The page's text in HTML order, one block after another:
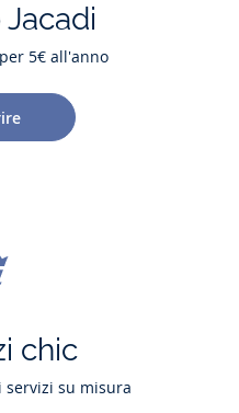
5€ all'anno
chic
su misura